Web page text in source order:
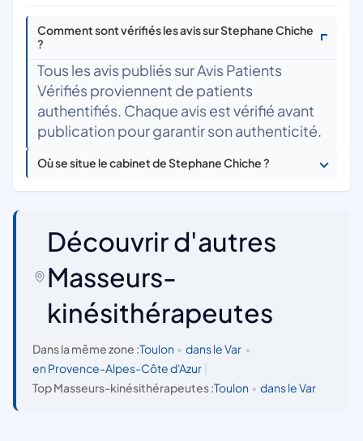
Comment sont vérifiés les avis sur Stephane Chiche
?
Tous les avis publiés sur Avis Patients
Vérifiés proviennent de patients
authentifiés. Chaque avis est vérifié avant
publication pour garantir son authenticité.
Où se situe le cabinet de Stephane Chiche ?
Découvrir d'autres
Masseurs-
kinésithérapeutes
Dans la même zone :Toulon • dans le Var •
en Provence-Alpes-Côte d'Azur
Top Masseurs-kinésithérapeutes :Toulon • dans le Var